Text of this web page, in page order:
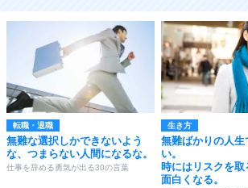
転職・退職
無難な選択しかできないよう
な、つまらない人間になるな。
仕事を辞める勇気が出る30の言葉
生き方
無難ばかりの人生
い。
時にはリスクを取
面白くなる。